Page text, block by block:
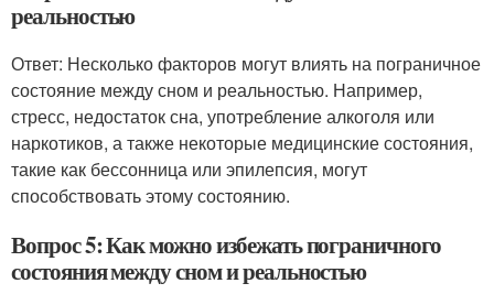
реальностью
Ответ: Несколько факторов могут влиять на пограничное
состояние между сном и реальностью. Например,
стресс, недостаток сна, употребление алкоголя или
наркотиков, а также некоторые медицинские состояния,
такие как бессонница или эпилепсия, могут
способствовать этому состоянию.
Вопрос 5: Как можно избежать пограничного
состояния между сном и реальностью